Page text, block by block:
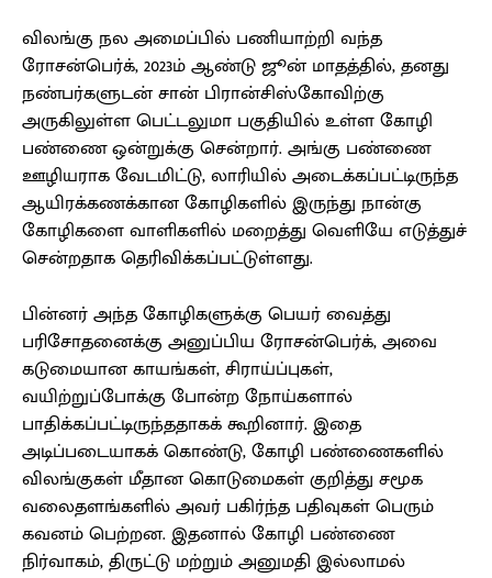
விலங்கு நல அமைப்பில் பணியாற்றி வந்த
ரோசன்பெர்க், 2023ம் ஆண்டு ஜூன் மாதத்தில், தனது
நண்பர்களுடன் சான் பிரான்சிஸ்கோவிற்கு
அருகிலுள்ள பெட்டலுமா பகுதியில் உள்ள கோழி
பண்ணை ஒன்றுக்கு சென்றார். அங்கு பண்ணை
ஊழியராக வேடமிட்டு, லாரியில் அடைக்கப்பட்டிருந்த
ஆயிரக்கணக்கான கோழிகளில் இருந்து நான்கு
கோழிகளை வாளிகளில் மறைத்து வெளியே எடுத்துச்
சென்றதாக தெரிவிக்கப்பட்டுள்ளது.
பின்னர் அந்த கோழிகளுக்கு பெயர் வைத்து
பரிசோதனைக்கு அனுப்பிய ரோசன்பெர்க், அவை
கடுமையான காயங்கள், சிராய்ப்புகள்,
வயிற்றுப்போக்கு போன்ற நோய்களால்
பாதிக்கப்பட்டிருந்ததாகக் கூறினார். இதை
அடிப்படையாகக் கொண்டு, கோழி பண்ணைகளில்
விலங்குகள் மீதான கொடுமைகள் குறித்து சமூக
வலைதளங்களில் அவர் பகிர்ந்த பதிவுகள் பெரும்
கவனம் பெற்றன. இதனால் கோழி பண்ணை
நிர்வாகம், திருட்டு மற்றும் அனுமதி இல்லாமல்